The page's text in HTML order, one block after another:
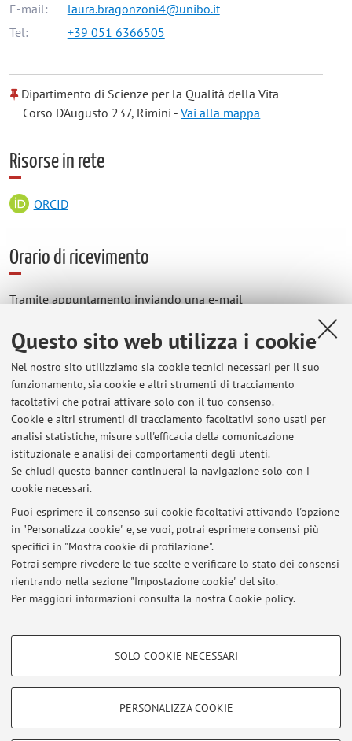
Questo sito web utilizza i cookie
Nel nostro sito utilizziamo sia cookie tecnici necessari per il suo
funzionamento, sia cookie e altri strumenti di tracciamento
facoltativi che potrai attivare solo con il tuo consenso.
Cookie e altri strumenti di tracciamento facoltativi sono usati per
analisi statistiche, misure sull'efficacia della comunicazione
istituzionale e analisi dei comportamenti degli utenti.
Se chiudi questo banner continuerai la navigazione solo con i
cookie necessari.
Puoi esprimere il consenso sui cookie facoltativi attivando l'opzione
in "Personalizza cookie" e, se vuoi, potrai esprimere consensi più
specifici in "Mostra cookie di profilazione".
Potrai sempre rivedere le tue scelte e verificare lo stato dei consensi
rientrando nella sezione "Impostazione cookie" del sito.
Per maggiori informazioni consulta la nostra Cookie policy.
COOKIE DI PROFILAZIONE - FACOLTATIVI
SOLO COOKIE NECESSARI
PERSONALIZZA COOKIE
E-mail:
laura.bragonzoni4@unibo.it
Tel:
+39 051 6366505
Dipartimento di Scienze per la Qualità della Vita
Corso D'Augusto 237, Rimini -Vai alla mappa
Risorse in rete
ORCID
Orario di ricevimento
Tramite appuntamento inviando una e-mail
051.6366505
Ultimi avvisi
PAUSA ATTIVA LA TUA CHIAVE PER CONTRASTARE LA SEDENTARIETÀ
Pubblicato il: 20 settembre 2025
FREQUENZA NON OTTENUTA
Pubblicato il: 28 giugno 2025
Contrastiamo la sedentarietà lavorativa: le Pause Attive, il progetto
da me coordinato sul Quotidiano Nazionale e QN Salus
Pubblicato il: 18 maggio 2025
Area riservata
Accedi tramiteloginper gestire tutti i contenuti del sito.